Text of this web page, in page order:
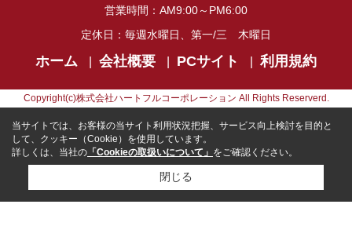
営業時間： AM9:00～PM6:00
定休日： 毎週水曜日、第一/三 木曜日
ホーム 会社概要 PCサイト 利用規約
Copyright(c)株式会社ハートフルコーポレーション All Rights Reserverd.
当サイトでは、お客様の当サイト利用状況把握、サービス向上検討を目的と
して、クッキー（Cookie）を使用しています。
詳しくは、当社の 「Cookieの取扱いについて」 をご確認ください。
閉じる